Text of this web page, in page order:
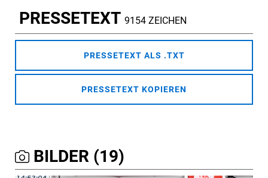
PRESSETEXT 9154 ZEICHEN
PRESSETEXT ALS .TXT
PRESSETEXT KOPIEREN
BILDER (19)